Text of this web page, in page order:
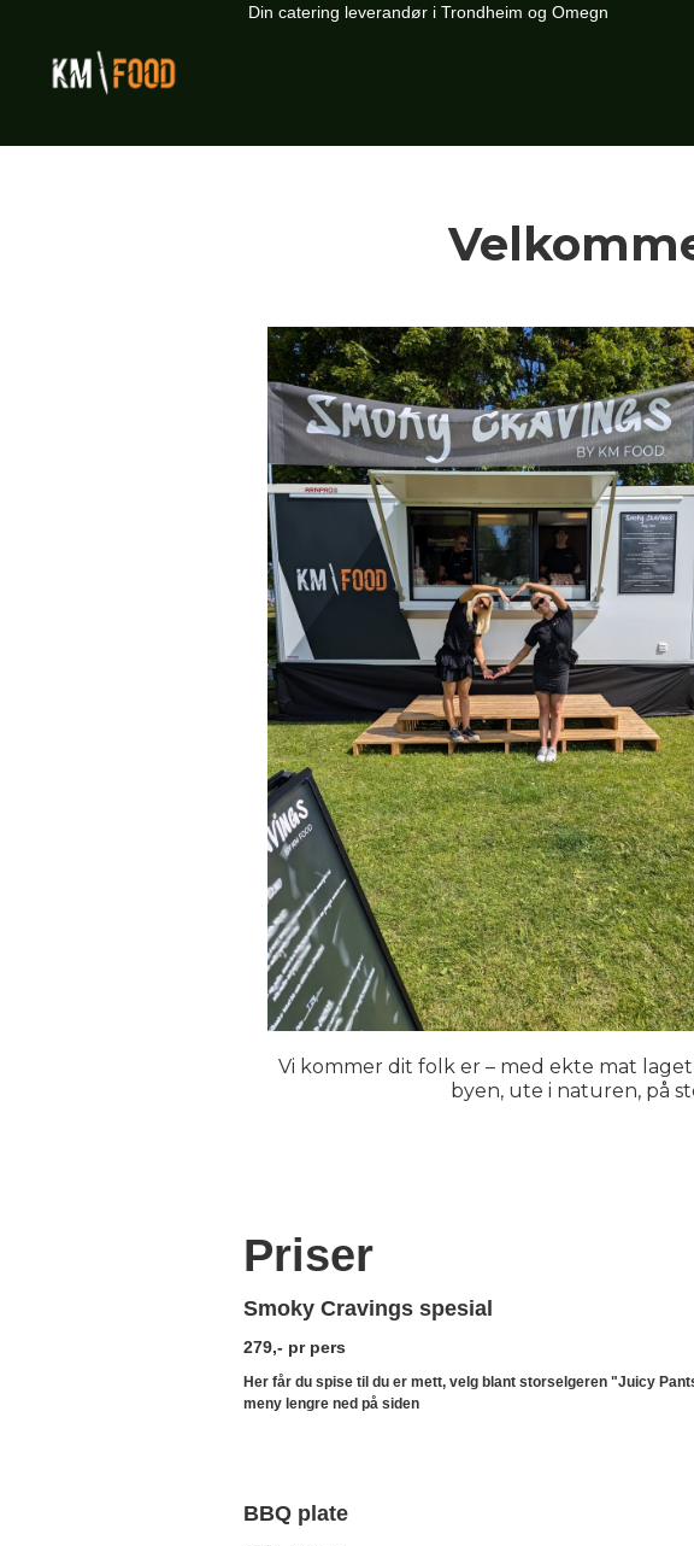
Din catering leverandør i Trondheim og Omegn
Vi kommer dit folk er – med ekte mat
byen, ute i naturen, på
Priser
Smoky Cravings spesial
279,- pr pers
Her får du spise til du er mett, velg blant storselgeren "Juicy
meny lengre ned på siden
BBQ plate